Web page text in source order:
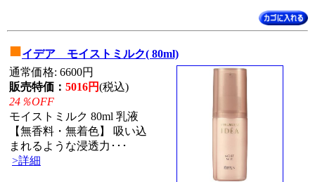
■イデア モイストミルク( 80ml)
通常価格: 6600円
販売特価： 5016円(税込)
24％OFF
モイストミルク 80ml 乳液
【無香料・無着色】 吸い込
まれるような浸透力･･･
>詳細